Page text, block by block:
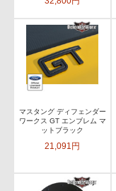
マスタング ディフェンダー
ワークス GT エンブレム マ
ットブラック
21,091円